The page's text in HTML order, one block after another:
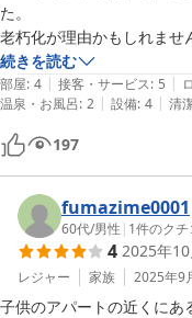
た。
老朽化が理由かもしれませ
く、シャワーの水量も少な
空調は、強中弱の３段階し
調整が難しいです。
また、テレビも電源が付
います。
ただ、掃除やベッドメイキ
りますし、できれば、改
ウェルカムドリンク（コ
を飲みましたが、美味し
サービスでもてなそうと
続きを読む
部屋: 4 | 接客・サービス: 5 |
温泉・お風呂: 2 | 設備: 4 | 清
197
fumazime0001
60代/男性 | 1件のクチ
4 2025年
レジャー 家族 2025年9
子供のアパートの近くにあ